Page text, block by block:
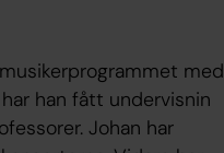
med
han fått undervisnin
Johan har